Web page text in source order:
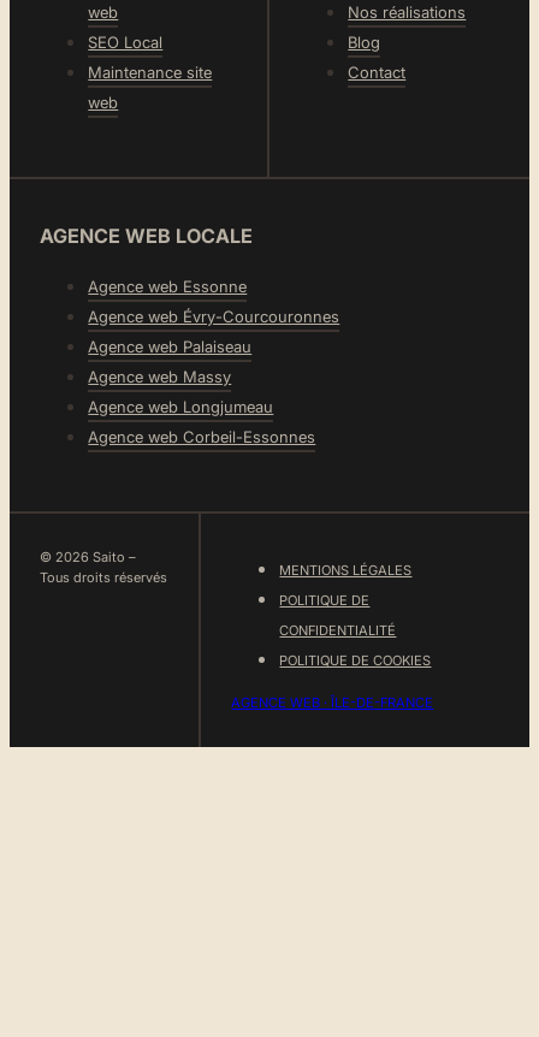
web
SEO Local
Maintenance site
web
Nos réalisations
Blog
Contact
AGENCE WEB LOCALE
Agence web Essonne
Agence web Évry-Courcouronnes
Agence web Palaiseau
Agence web Massy
Agence web Longjumeau
Agence web Corbeil-Essonnes
© 2026 Saito –
Tous droits réservés
MENTIONS LÉGALES
POLITIQUE DE
CONFIDENTIALITÉ
POLITIQUE DE COOKIES
AGENCE WEB · ÎLE-DE-FRANCE